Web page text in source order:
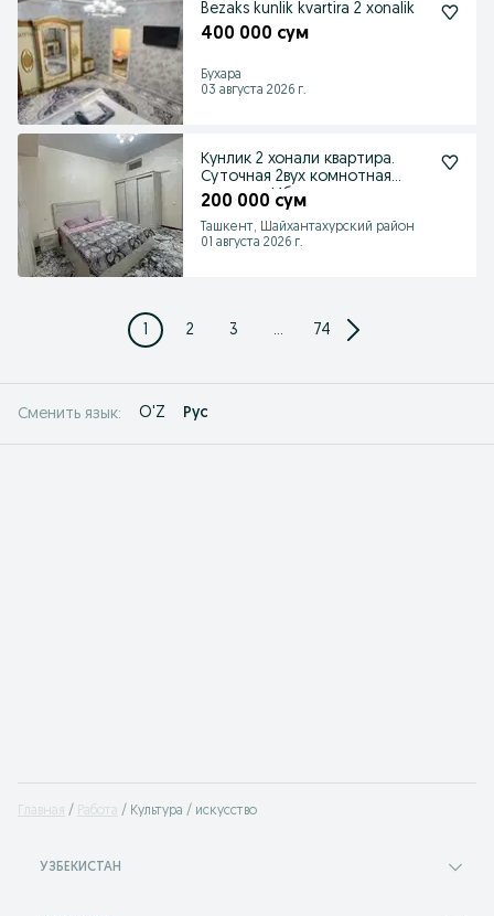
Bezaks kunlik kvartira 2 xonalik
400 000 сум
Бухара
03 августа 2026 г.
Кунлик 2 хонали квартира.
Суточная 2вух комнотная
квартира.Ибинсинода
200 000 сум
Ташкент, Шайхантахурский район
01 августа 2026 г.
1 2 3 ... 74
Сменить язык: O'Z Рус
Главная Работа Культура / искусство
УЗБЕКИСТАН